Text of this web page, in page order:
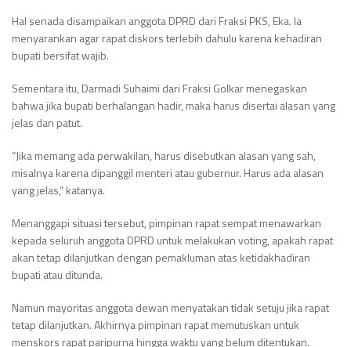
Hal senada disampaikan anggota DPRD dari Fraksi PKS, Eka. Ia
menyarankan agar rapat diskors terlebih dahulu karena kehadiran
bupati bersifat wajib.
Sementara itu, Darmadi Suhaimi dari Fraksi Golkar menegaskan
bahwa jika bupati berhalangan hadir, maka harus disertai alasan yang
jelas dan patut.
“Jika memang ada perwakilan, harus disebutkan alasan yang sah,
misalnya karena dipanggil menteri atau gubernur. Harus ada alasan
yang jelas,” katanya.
Menanggapi situasi tersebut, pimpinan rapat sempat menawarkan
kepada seluruh anggota DPRD untuk melakukan voting, apakah rapat
akan tetap dilanjutkan dengan pemakluman atas ketidakhadiran
bupati atau ditunda.
Namun mayoritas anggota dewan menyatakan tidak setuju jika rapat
tetap dilanjutkan. Akhirnya pimpinan rapat memutuskan untuk
menskors rapat paripurna hingga waktu yang belum ditentukan.